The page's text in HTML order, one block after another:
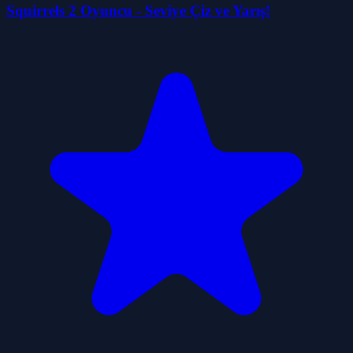
Squirrels 2 Oyuncu - Seviye Çiz ve Yarış!